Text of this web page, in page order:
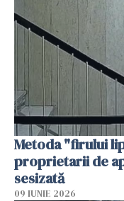
Metoda "firului
proprietarii de
sesizată
09 IUNIE 2026